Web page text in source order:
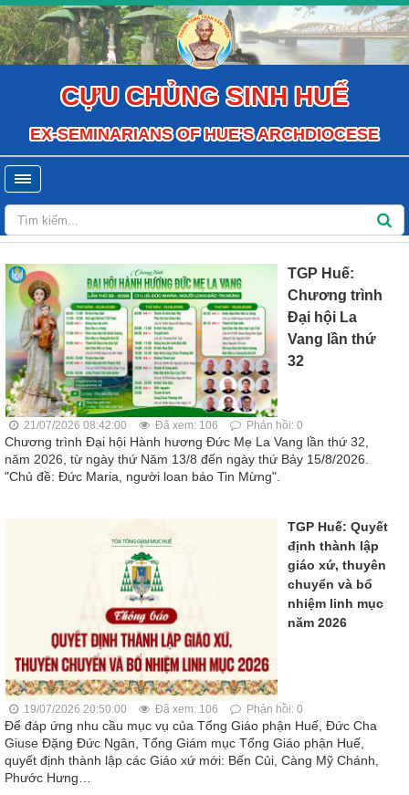
CỰU CHỦNG SINH HUẾ
EX-SEMINARIANS OF HUE'S ARCHDIOCESE
TGP Huế:
Chương trình
Đại hội La
Vang lần thứ
32
21/07/2026 08:42:00 Đã xem: 106 Phản hồi: 0
Chương trình Đại hội Hành hương Đức Mẹ La Vang lần thứ 32,
năm 2026, từ ngày thứ Năm 13/8 đến ngày thứ Bảy 15/8/2026.
"Chủ đề: Đức Maria, người loan báo Tin Mừng".
TGP Huế: Quyết
định thành lập
giáo xứ, thuyên
chuyển và bổ
nhiệm linh mục
năm 2026
19/07/2026 20:50:00 Đã xem: 106 Phản hồi: 0
Để đáp ứng nhu cầu mục vụ của Tổng Giáo phận Huế, Đức Cha
Giuse Đặng Đức Ngân, Tổng Giám mục Tổng Giáo phận Huế,
quyết định thành lập các Giáo xứ mới: Bến Củi, Càng Mỹ Chánh,
Phước Hưng…